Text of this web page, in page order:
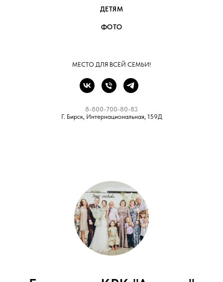
ДЕТЯМ
ФОТО
МЕСТО ДЛЯ ВСЕЙ СЕМЬИ!
8-800-700-80-83
Г. Бирск, Интернациональная, 159Д